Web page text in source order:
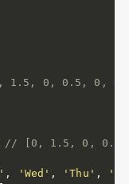
1.5, 0, 0.5, 0,
// [0, 1.5, 0, 0.5,
, 'Wed' , 'Thu' ,